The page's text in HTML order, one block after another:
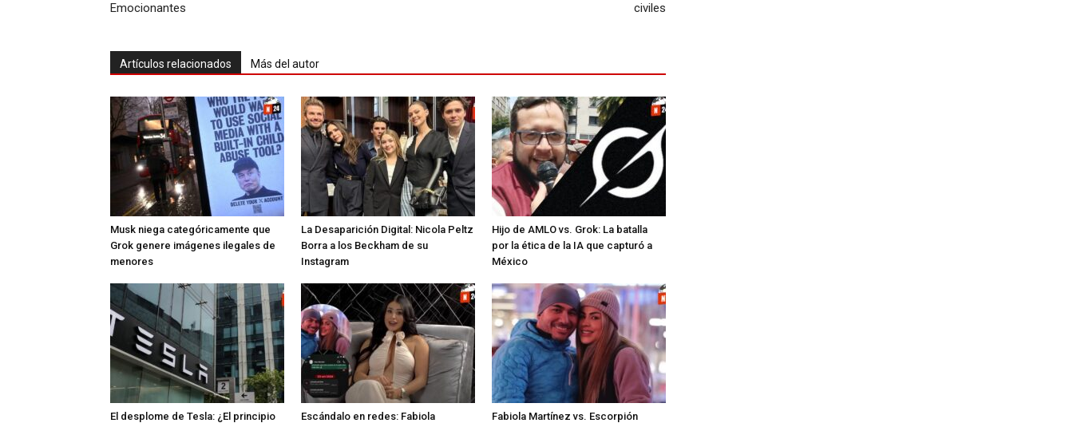
Emocionantes
civiles
Artículos relacionados Más del autor
Musk niega categóricamente que
Grok genere imágenes ilegales de
menores
La Desaparición Digital: Nicola Peltz
Borra a los Beckham de su
Instagram
Hijo de AMLO vs. Grok: La batalla
por la ética de la IA que capturó a
México
El desplome de Tesla: ¿El principio
Escándalo en redes: Fabiola
Fabiola Martínez vs. Escorpión